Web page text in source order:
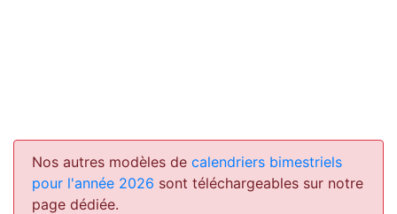
Nos autres modèles de calendriers bimestriels
pour l'année 2026 sont téléchargeables sur notre
page dédiée.